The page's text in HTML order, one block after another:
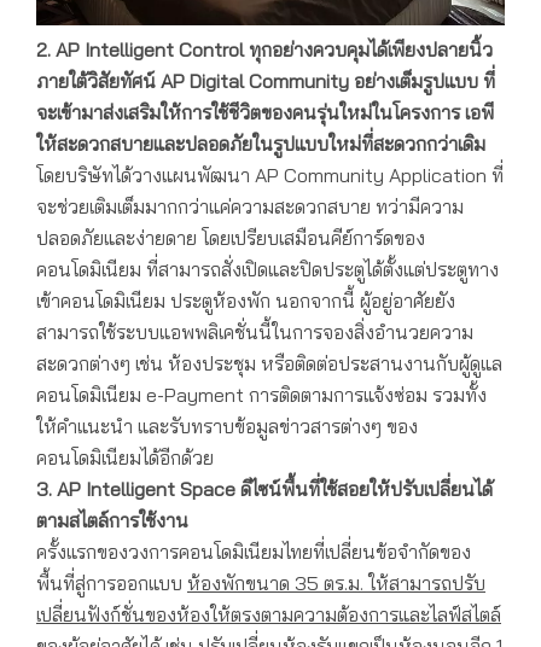
2. AP Intelligent Controlทุกอย่างควบคุมได้เพียงปลายนิ้ว
ภายใต้วิสัยทัศน์ AP Digital Community อย่างเต็มรูปแบบ ที่
จะเข้ามาส่งเสริมให้การใช้ชีวิตของคนรุ่นใหม่ในโครงการ เอพี
ให้สะดวกสบายและปลอดภัยในรูปแบบใหม่ที่สะดวกกว่าเดิม
โดยบริษัทได้วางแผนพัฒนา AP Community Application ที่
จะช่วยเติมเต็มมากกว่าแค่ความสะดวกสบาย ทว่ามีความ
ปลอดภัยและง่ายดาย โดยเปรียบเสมือนคีย์การ์ดของ
คอนโดมิเนียม ที่สามารถสั่งเปิดและปิดประตูได้ตั้งแต่ประตูทาง
เข้าคอนโดมิเนียม ประตูห้องพัก นอกจากนี้ ผู้อยู่อาศัยยัง
สามารถใช้ระบบแอพพลิเคชั่นนี้ในการจองสิ่งอำนวยความ
สะดวกต่างๆ เช่น ห้องประชุม หรือติดต่อประสานงานกับผู้ดูแล
คอนโดมิเนียม e-Payment การติดตามการแจ้งซ่อม รวมทั้ง
ให้คำแนะนำ และรับทราบข้อมูลข่าวสารต่างๆ ของ
คอนโดมิเนียมได้อีกด้วย
3. AP Intelligent Space ดีไซน์พื้นที่ใช้สอยให้ปรับเปลี่ยนได้
ตามสไตล์การใช้งาน
ครั้งแรกของวงการคอนโดมิเนียมไทยที่เปลี่ยนข้อจำกัดของ
พื้นที่สู่การออกแบบ ห้องพักขนาด 35 ตร.ม. ให้สามารถปรับ
เปลี่ยนฟังก์ชั่นของห้องให้ตรงตามความต้องการและไลฟ์สไตล์